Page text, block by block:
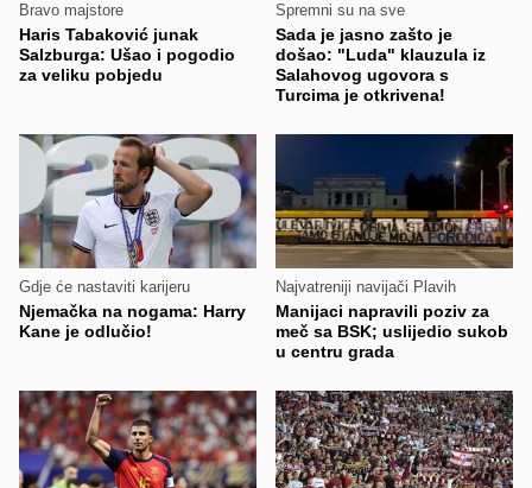
Bravo majstore
Haris Tabaković junak
Salzburga: Ušao i pogodio
za veliku pobjedu
Spremni su na sve
Sada je jasno zašto je
došao: "Luda" klauzula iz
Salahovog ugovora s
Turcima je otkrivena!
Gdje će nastaviti karijeru
Njemačka na nogama: Harry
Kane je odlučio!
Najvatreniji navijači Plavih
Manijaci napravili poziv za
meč sa BSK; uslijedio sukob
u centru grada